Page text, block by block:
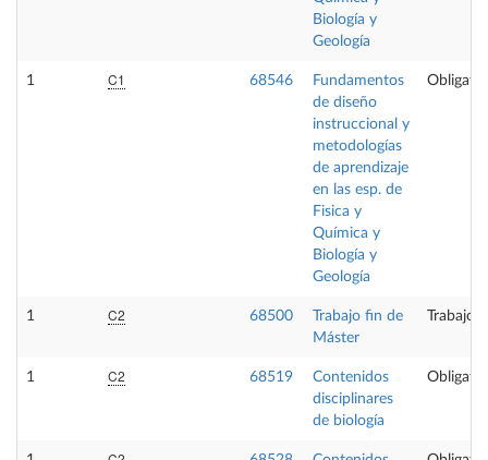
Biología y
Geología
1 C1 68546
Fundamentos
de diseño
instruccional y
metodologías
de aprendizaje
en las esp. de
Fisica y
Química y
Biología y
Geología
1 C2 68500
Trabajo fin de
Máster
Trabajo
1 C2 68519
Contenidos
disciplinares
de biología